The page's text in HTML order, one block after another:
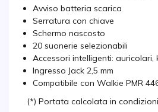
Avviso batteria scarica
Serratura con chiave
Schermo nascosto
20 suonerie selezionabili
Accessori intelligenti:
Ingresso Jack 2,5 mm
Compatibile con Walkie PMR
(*) Portata calcolata in